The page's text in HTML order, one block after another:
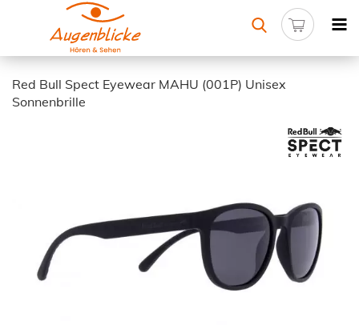
Red Bull Spect Eyewear MAHU (001P) Unisex
Sonnenbrille